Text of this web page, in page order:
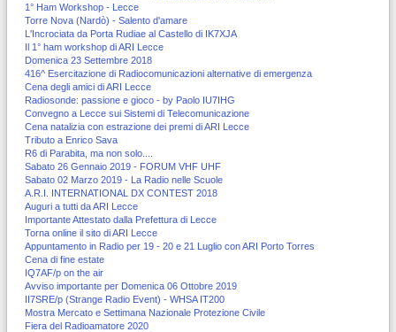
1° Ham Workshop - Lecce
Torre Nova (Nardò) - Salento d'amare
L'Incrociata da Porta Rudiae al Castello di IK7XJA
Il 1° ham workshop di ARI Lecce
Domenica 23 Settembre 2018
416^ Esercitazione di Radiocomunicazioni alternative di emergenza
Cena degli amici di ARI Lecce
Radiosonde: passione e gioco - by Paolo IU7IHG
Convegno a Lecce sui Sistemi di Telecomunicazione
Cena natalizia con estrazione dei premi di ARI Lecce
Tributo a Enrico Sava
R6 di Parabita, ma non solo....
Sabato 26 Gennaio 2019 - FORUM VHF UHF
Sabato 02 Marzo 2019 - La Radio nelle Scuole
A.R.I. INTERNATIONAL DX CONTEST 2018
Auguri a tutti da ARI Lecce
Importante Attestato dalla Prefettura di Lecce
Torna online il sito di ARI Lecce
Appuntamento in Radio per 19 - 20 e 21 Luglio con ARI Porto Torres
Cena di fine estate
IQ7AF/p on the air
Avviso importante per Domenica 06 Ottobre 2019
II7SRE/p (Strange Radio Event) - WHSA IT200
Mostra Mercato e Settimana Nazionale Protezione Civile
Fiera del Radioamatore 2020